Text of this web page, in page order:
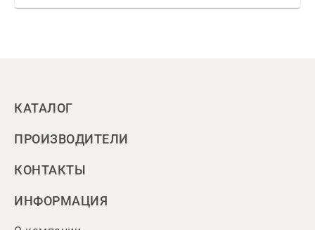
КАТАЛОГ
ПРОИЗВОДИТЕЛИ
КОНТАКТЫ
ИНФОРМАЦИЯ